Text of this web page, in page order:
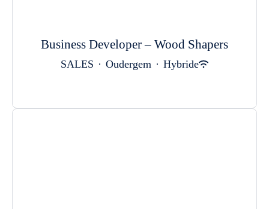
Business Developer – Wood Shapers
SALES · Oudergem · Hybride